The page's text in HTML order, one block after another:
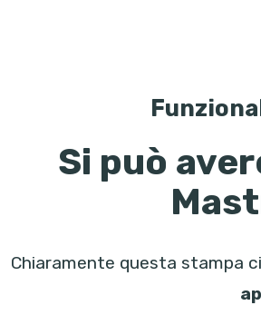
Si può
Chiaramente questa stampa